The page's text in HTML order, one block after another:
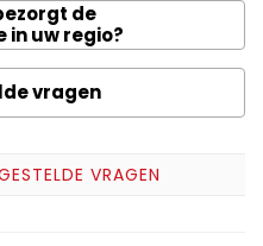
de
uw regio?
vragen
VRAGEN